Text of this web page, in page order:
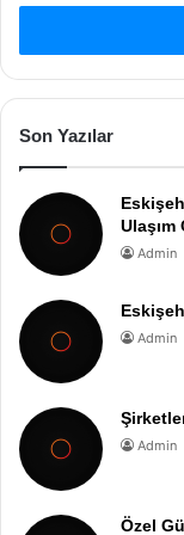
Son Yazılar
Ulaşım
Admin
Admin
Admin
Özel